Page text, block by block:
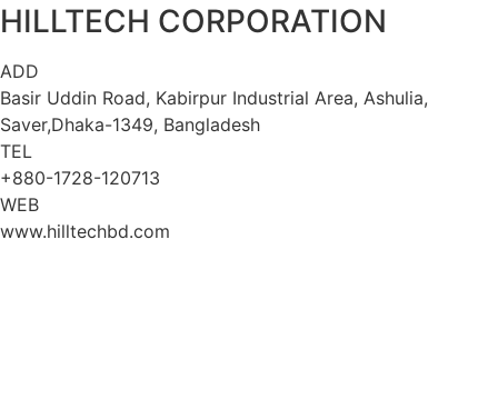
HILLTECH CORPORATION
ADD
Basir Uddin Road, Kabirpur Industrial Area, Ashulia,
Saver,Dhaka-1349, Bangladesh
TEL
+880-1728-120713
WEB
www.hilltechbd.com